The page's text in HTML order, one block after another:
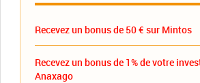
Recevez un bonus de 50 € sur Mintos
Recevez un bonus de 1% de votre
Anaxago